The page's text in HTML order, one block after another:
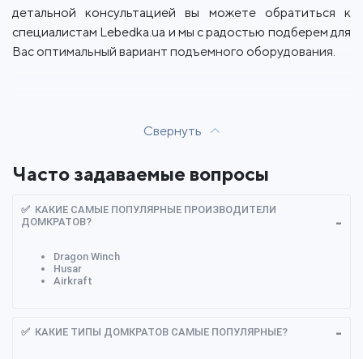
детальной консультацией вы можете обратиться к
специалистам Lebedka.ua и мы с радостью подберем для
Вас оптимальный вариант подъемного оборудования.
Свернуть
Часто задаваемые вопросы
✅ КАКИЕ САМЫЕ ПОПУЛЯРНЫЕ ПРОИЗВОДИТЕЛИ
ДОМКРАТОВ?
Dragon Winch
Husar
Airkraft
✅ КАКИЕ ТИПЫ ДОМКРАТОВ САМЫЕ ПОПУЛЯРНЫЕ?